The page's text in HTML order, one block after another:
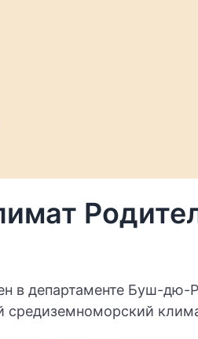
в департаменте Буш-дю-
средиземноморский